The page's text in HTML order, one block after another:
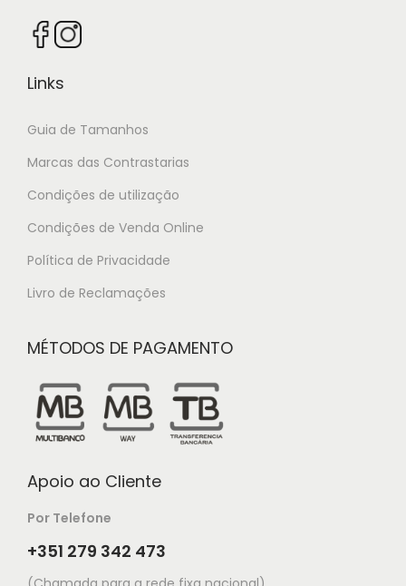
Links
Guia de Tamanhos
Marcas das Contrastarias
Condições de utilização
Condições de Venda Online
Política de Privacidade
Livro de Reclamações
MÉTODOS DE PAGAMENTO
Apoio ao Cliente
Por Telefone
+351 279 342 473